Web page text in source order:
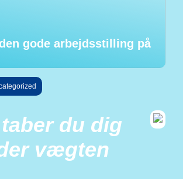
gode arbejdsstilling på
du dig
vægten